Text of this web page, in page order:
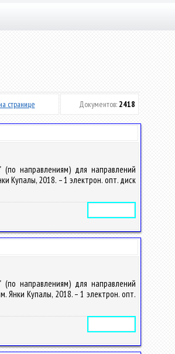
странице Документов: 2418
(по направлениям) для направлений
Купалы, 2018. – 1 электрон. опт. диск
(по направлениям) для направлений
Янки Купалы, 2018. – 1 электрон. опт.